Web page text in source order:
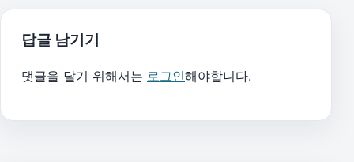
답글 남기기
댓글을 달기 위해서는 로그인해야합니다.